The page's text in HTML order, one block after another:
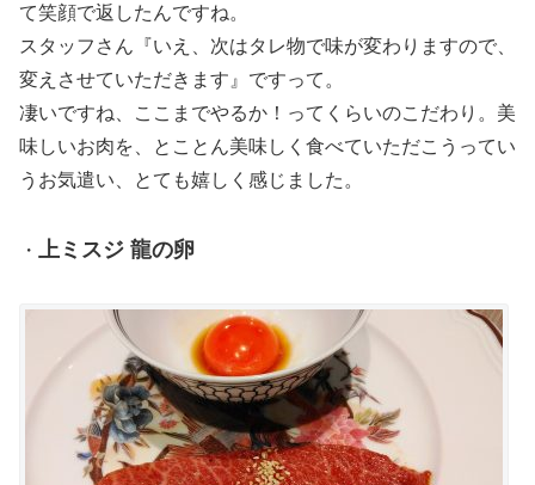
て笑顔で返したんですね。
スタッフさん『いえ、次はタレ物で味が変わりますので、
変えさせていただきます』ですって。
凄いですね、ここまでやるか！ってくらいのこだわり。美
味しいお肉を、とことん美味しく食べていただこうってい
うお気遣い、とても嬉しく感じました。
・ 上ミスジ 龍の卵